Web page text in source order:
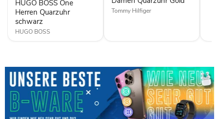
HUGO BOSS One
Herren Quarzuhr
schwarz
HUGO BOSS
Tommy Hilfiger